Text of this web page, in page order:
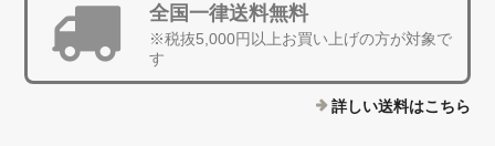
全国一律送料無料
※税抜5,000円以上お買い上げの方が対象で
す
詳しい送料はこちら